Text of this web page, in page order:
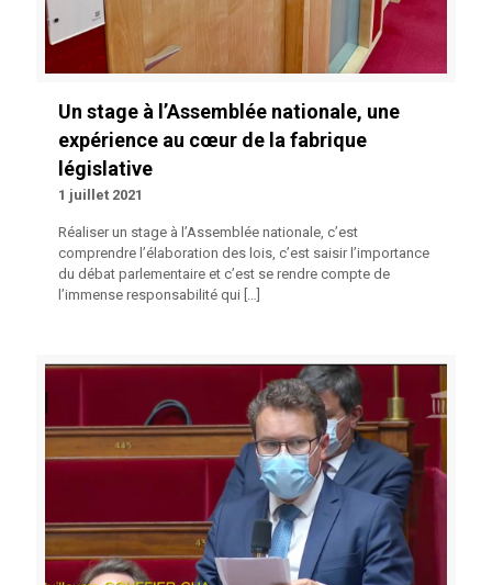
Un stage à l’Assemblée nationale, une
expérience au cœur de la fabrique
législative
1 juillet 2021
Réaliser un stage à l’Assemblée nationale, c’est
comprendre l’élaboration des lois, c’est saisir l’importance
du débat parlementaire et c’est se rendre compte de
l’immense responsabilité qui